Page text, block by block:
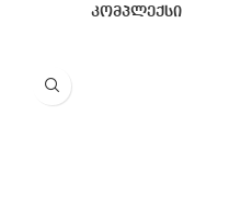
კომპლექსი